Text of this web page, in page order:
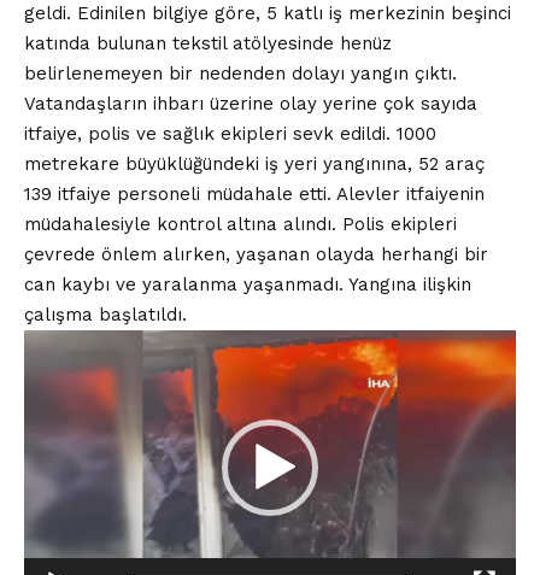
geldi. Edinilen bilgiye göre, 5 katlı iş merkezinin beşinci
katında bulunan tekstil atölyesinde henüz
belirlenemeyen bir nedenden dolayı yangın çıktı.
Vatandaşların ihbarı üzerine olay yerine çok sayıda
itfaiye, polis ve sağlık ekipleri sevk edildi. 1000
metrekare büyüklüğündeki iş yeri yangınına, 52 araç
139 itfaiye personeli müdahale etti. Alevler itfaiyenin
müdahalesiyle kontrol altına alındı. Polis ekipleri
çevrede önlem alırken, yaşanan olayda herhangi bir
can kaybı ve yaralanma yaşanmadı. Yangına ilişkin
çalışma başlatıldı.
oynatıcı